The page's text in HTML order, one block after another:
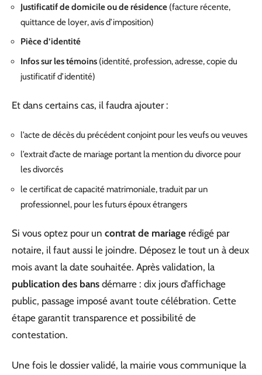
Justificatif de domicile ou de résidence (facture récente,
quittance de loyer, avis d’imposition)
Pièce d’identité
Infos sur les témoins (identité, profession, adresse, copie du
justificatif d’identité)
Et dans certains cas, il faudra ajouter :
l’acte de décès du précédent conjoint pour les veufs ou veuves
l’extrait d’acte de mariage portant la mention du divorce pour
les divorcés
le certificat de capacité matrimoniale, traduit par un
professionnel, pour les futurs époux étrangers
Si vous optez pour un contrat de mariage rédigé par
notaire, il faut aussi le joindre. Déposez le tout un à deux
mois avant la date souhaitée. Après validation, la
publication des bans démarre : dix jours d’affichage
public, passage imposé avant toute célébration. Cette
étape garantit transparence et possibilité de
contestation.
Une fois le dossier validé, la mairie vous communique la